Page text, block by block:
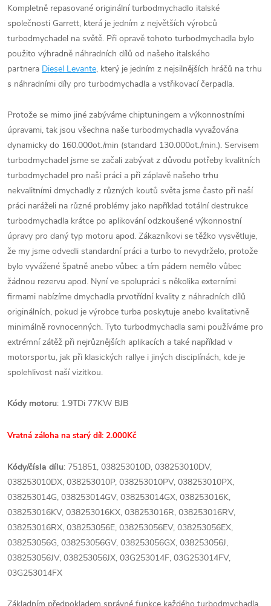
Kompletně repasované originální turbodmychadlo italské
společnosti Garrett, která je jedním z největších výrobců
turbodmychadel na světě. Při opravě tohoto turbodmychadla bylo
použito výhradně náhradních dílů od našeho italského
partnera Diesel Levante, který je jedním z nejsilnějších hráčů na trhu
s náhradními díly pro turbodmychadla a vstřikovací čerpadla.
Protože se mimo jiné zabýváme chiptuningem a výkonnostními
úpravami, tak jsou všechna naše turbodmychadla vyvažována
dynamicky do 160.000ot./min (standard 130.000ot./min.). Servisem
turbodmychadel jsme se začali zabývat z důvodu potřeby kvalitních
turbodmychadel pro naši práci a při záplavě našeho trhu
nekvalitními dmychadly z různých koutů světa jsme často při naší
práci naráželi na různé problémy jako například totální destrukce
turbodmychadla krátce po aplikování odzkoušené výkonnostní
úpravy pro daný typ motoru apod. Zákazníkovi se těžko vysvětluje,
že my jsme odvedli standardní práci a turbo to nevydrželo, protože
bylo vyvážené špatně anebo vůbec a tím pádem nemělo vůbec
žádnou rezervu apod. Nyní ve spolupráci s několika externími
firmami nabízíme dmychadla prvotřídní kvality z náhradních dílů
originálních, pokud je výrobce turba poskytuje anebo kvalitativně
minimálně rovnocenných. Tyto turbodmychadla sami používáme pro
extrémní zátěž při nejrůznějších aplikacích a také například v
motorsportu, jak při klasických rallye i jiných disciplínách, kde je
spolehlivost naší vizitkou.
Kódy motoru: 1.9TDi 77KW BJB
Vratná záloha na starý díl: 2.000Kč
Kódy/čísla dílu: 751851, 038253010D, 038253010DV,
038253010DX, 038253010P, 038253010PV, 038253010PX,
038253014G, 038253014GV, 038253014GX, 038253016K,
038253016KV, 038253016KX, 038253016R, 038253016RV,
038253016RX, 038253056E, 038253056EV, 038253056EX,
038253056G, 038253056GV, 038253056GX, 038253056J,
038253056JV, 038253056JX, 03G253014F, 03G253014FV,
03G253014FX
Základním předpokladem správné funkce každého turbodmychadla